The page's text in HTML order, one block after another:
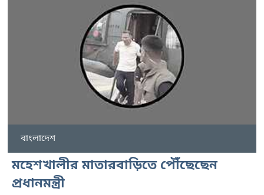
বাংলাদেশ
মহেশখালীর মাতারবাড়িতে পৌঁছেছেন
প্রধানমন্ত্রী